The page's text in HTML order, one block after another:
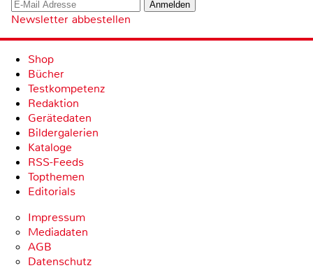
Newsletter abbestellen
Shop
Bücher
Testkompetenz
Redaktion
Gerätedaten
Bildergalerien
Kataloge
RSS-Feeds
Topthemen
Editorials
Impressum
Mediadaten
AGB
Datenschutz